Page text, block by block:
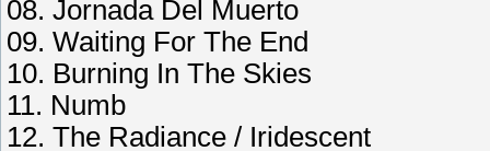
08. Jornada Del Muerto
09. Waiting For The End
10. Burning In The Skies
11. Numb
12. The Radiance / Iridescent